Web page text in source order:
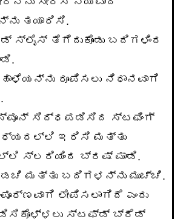
ತಯಾರಿಸಿ.
ತೆಗೆದುಕೊಂಡು ಬದಿಗಳಿಂದ
ಹಾಳೆಯನ್ನು ರೂಪಿಸಲು ನಿಧಾನವಾಗಿ
ಸಿದ್ಧಪಡಿಸಿದ ಸ್ಟಫಿಂಗ್
ಇರಿಸಿ ಮತ್ತು
ಸ್ಲರಿಯಿಂದ ಬ್ರಷ್ ಮಾಡಿ.
ಮತ್ತು ಬದಿಗಳನ್ನು ಮುಚ್ಚಿ.
ಲೇಪಿಸಲಾಗಿದೆ ಎಂದು
ಸ್ಟಫ್ಡ್ ಬ್ರೆಡ್